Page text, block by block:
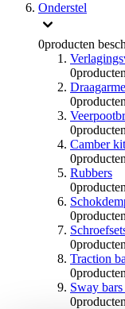
Onderstel
0producten
0
0
0
Camber
0
Rubbers
0
0
0
Traction
0
Sway
0